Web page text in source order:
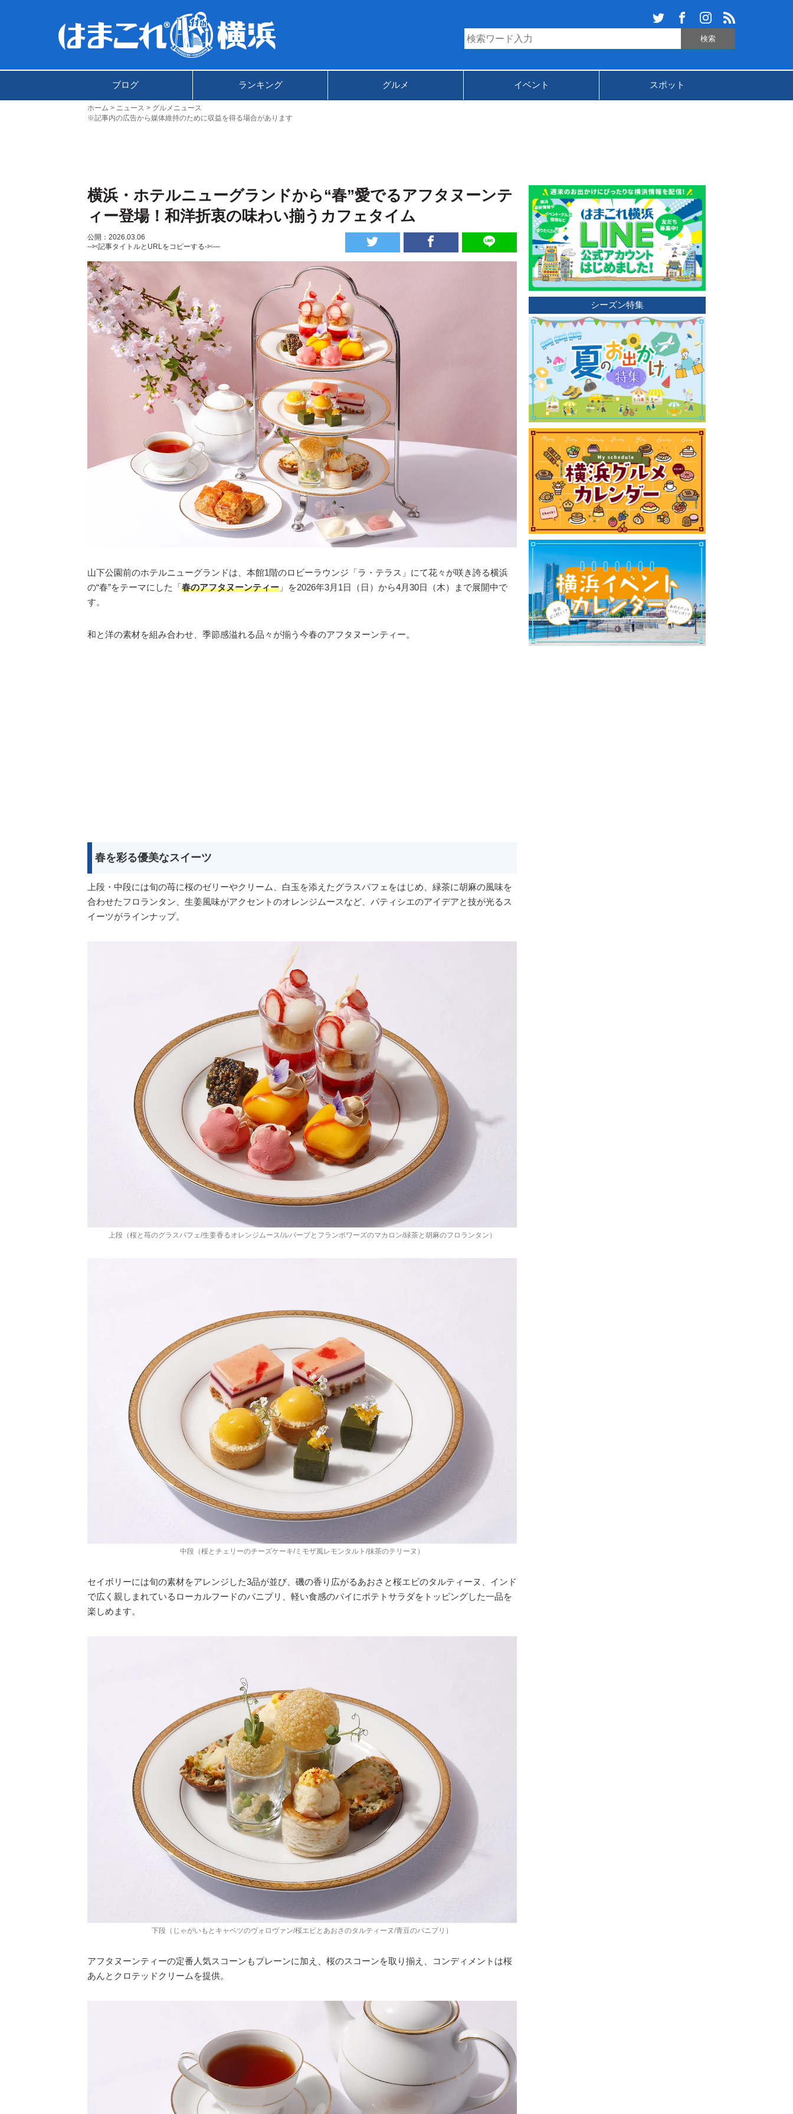
ブログ ランキング グルメ イベント スポット
ホーム ニュース
グルメニュース
※記事内の広告から媒体維持のために収益を得る場合があります
横浜・ホテルニューグランドから“春”愛でるアフタヌーンテ
ィー登場！和洋折衷の味わい揃うカフェタイム
公開：2026.03.06
--✄記事タイトルとURLをコピーする-✄—
山下公園前のホテルニューグランドは、本館1階のロビーラウンジ「ラ・テラス」にて花々が咲き誇る横浜
の“春”をテーマにした「春のアフタヌーンティー 」を2026年3月1日（日）から4月30日（木）まで展開中で
す。
和と洋の素材を組み合わせ、季節感溢れる品々が揃う今春のアフタヌーンティー。
春を彩る優美なスイーツ
上段・中段には旬の苺に桜のゼリーやクリーム、白玉を添えたグラスパフェをはじめ、緑茶に胡麻の風味を
合わせたフロランタン、生姜風味がアクセントのオレンジムースなど、パティシエのアイデアと技が光るス
イーツがラインナップ。
上段（桜と苺のグラスパフェ/生姜香るオレンジムース/ルバーブとフランボワーズのマカロン/緑茶と胡麻のフロランタン）
中段（桜とチェリーのチーズケーキ/ミモザ風レモンタルト/抹茶のテリーヌ）
セイボリーには旬の素材をアレンジした3品が並び、磯の香り広がるあおさと桜エビのタルティーヌ、インド
で広く親しまれているローカルフードのパニプリ、軽い食感のパイにポテトサラダをトッピングした一品を
楽しめます。
下段（じゃがいもとキャベツのヴォロヴァン/桜エビとあおさのタルティーヌ/青豆のパニプリ）
アフタヌーンティーの定番人気スコーンもプレーンに加え、桜のスコーンを取り揃え、コンディメントは桜
あんとクロテッドクリームを提供。
シーズン特集